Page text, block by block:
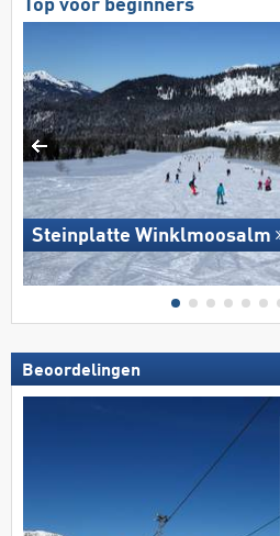
Top voor beginners
Steinplatte Winklmoosalm
Beoordelingen